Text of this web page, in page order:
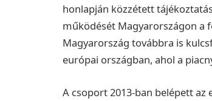
honlapján közzétett
működését Magyarországon a
Magyarország továbbra is
európai országban, ahol a
A csoport 2013-ban belépett az